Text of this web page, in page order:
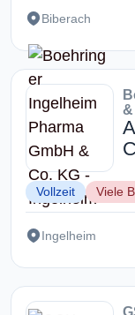
Biberach
&
Vollzeit Viele
Ingelheim